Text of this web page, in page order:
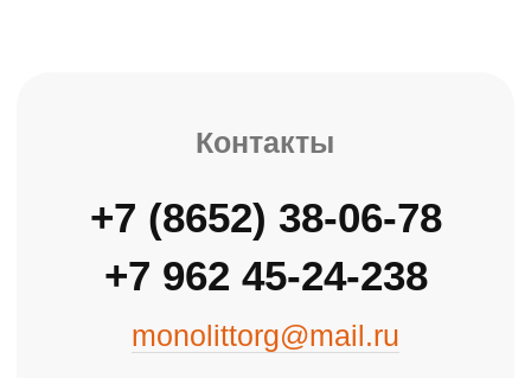
Каталог
О компании
публичной офертой
Политика конфиденциальности
Оптовая продажа стройматериалов с 2007 года